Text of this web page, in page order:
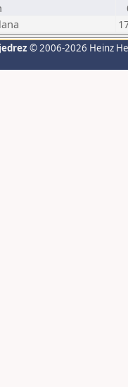
© 2006-2026 Heinz